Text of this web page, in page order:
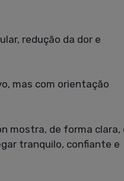
redução da dor e
mas com orientação
mostra, de forma clara,
tranquilo, confiante e